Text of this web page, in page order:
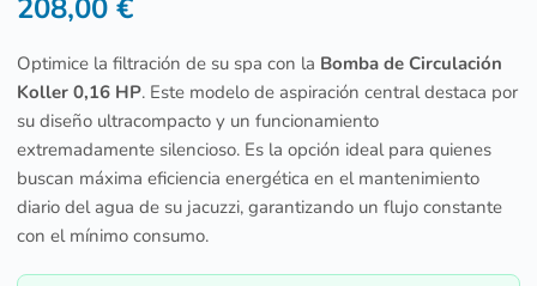
208,00 €
Optimice la filtración de su spa con la Bomba de Circulación
Koller 0,16 HP. Este modelo de aspiración central destaca por
su diseño ultracompacto y un funcionamiento
extremadamente silencioso. Es la opción ideal para quienes
buscan máxima eficiencia energética en el mantenimiento
diario del agua de su jacuzzi, garantizando un flujo constante
con el mínimo consumo.